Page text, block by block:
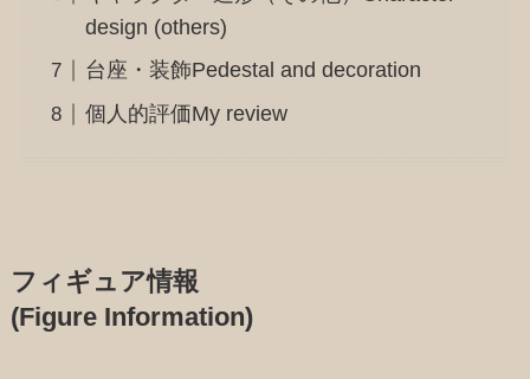
design (others)
台座・装飾Pedestal and decoration
個人的評価My review
フィギュア情報
(Figure Information)